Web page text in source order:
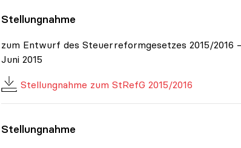
Stellungnahme
zum Entwurf des Steuerreformgesetzes 2015/2016
Juni 2015
Stellungnahme zum StRefG 2015/2016
Stellungnahme